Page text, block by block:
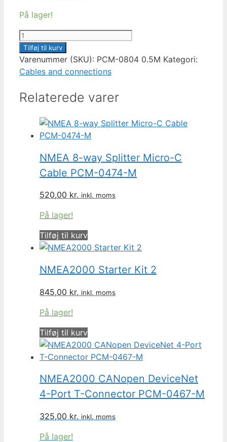
På lager!
NMEA
2000
Power
Cable
Tee
Tilføj til kurv
Varenummer (SKU): PCM-0804 0.5M Kategori:
Cables and connections
Relaterede varer
NMEA 8-way Splitter Micro-C
Cable PCM-0474-M
520,00 kr. inkl. moms
På lager!
Tilføj til kurv
NMEA2000 Starter Kit 2
845,00 kr. inkl. moms
På lager!
Tilføj til kurv
NMEA2000 CANopen DeviceNet
4-Port T-Connector PCM-0467-M
325,00 kr. inkl. moms
På lager!